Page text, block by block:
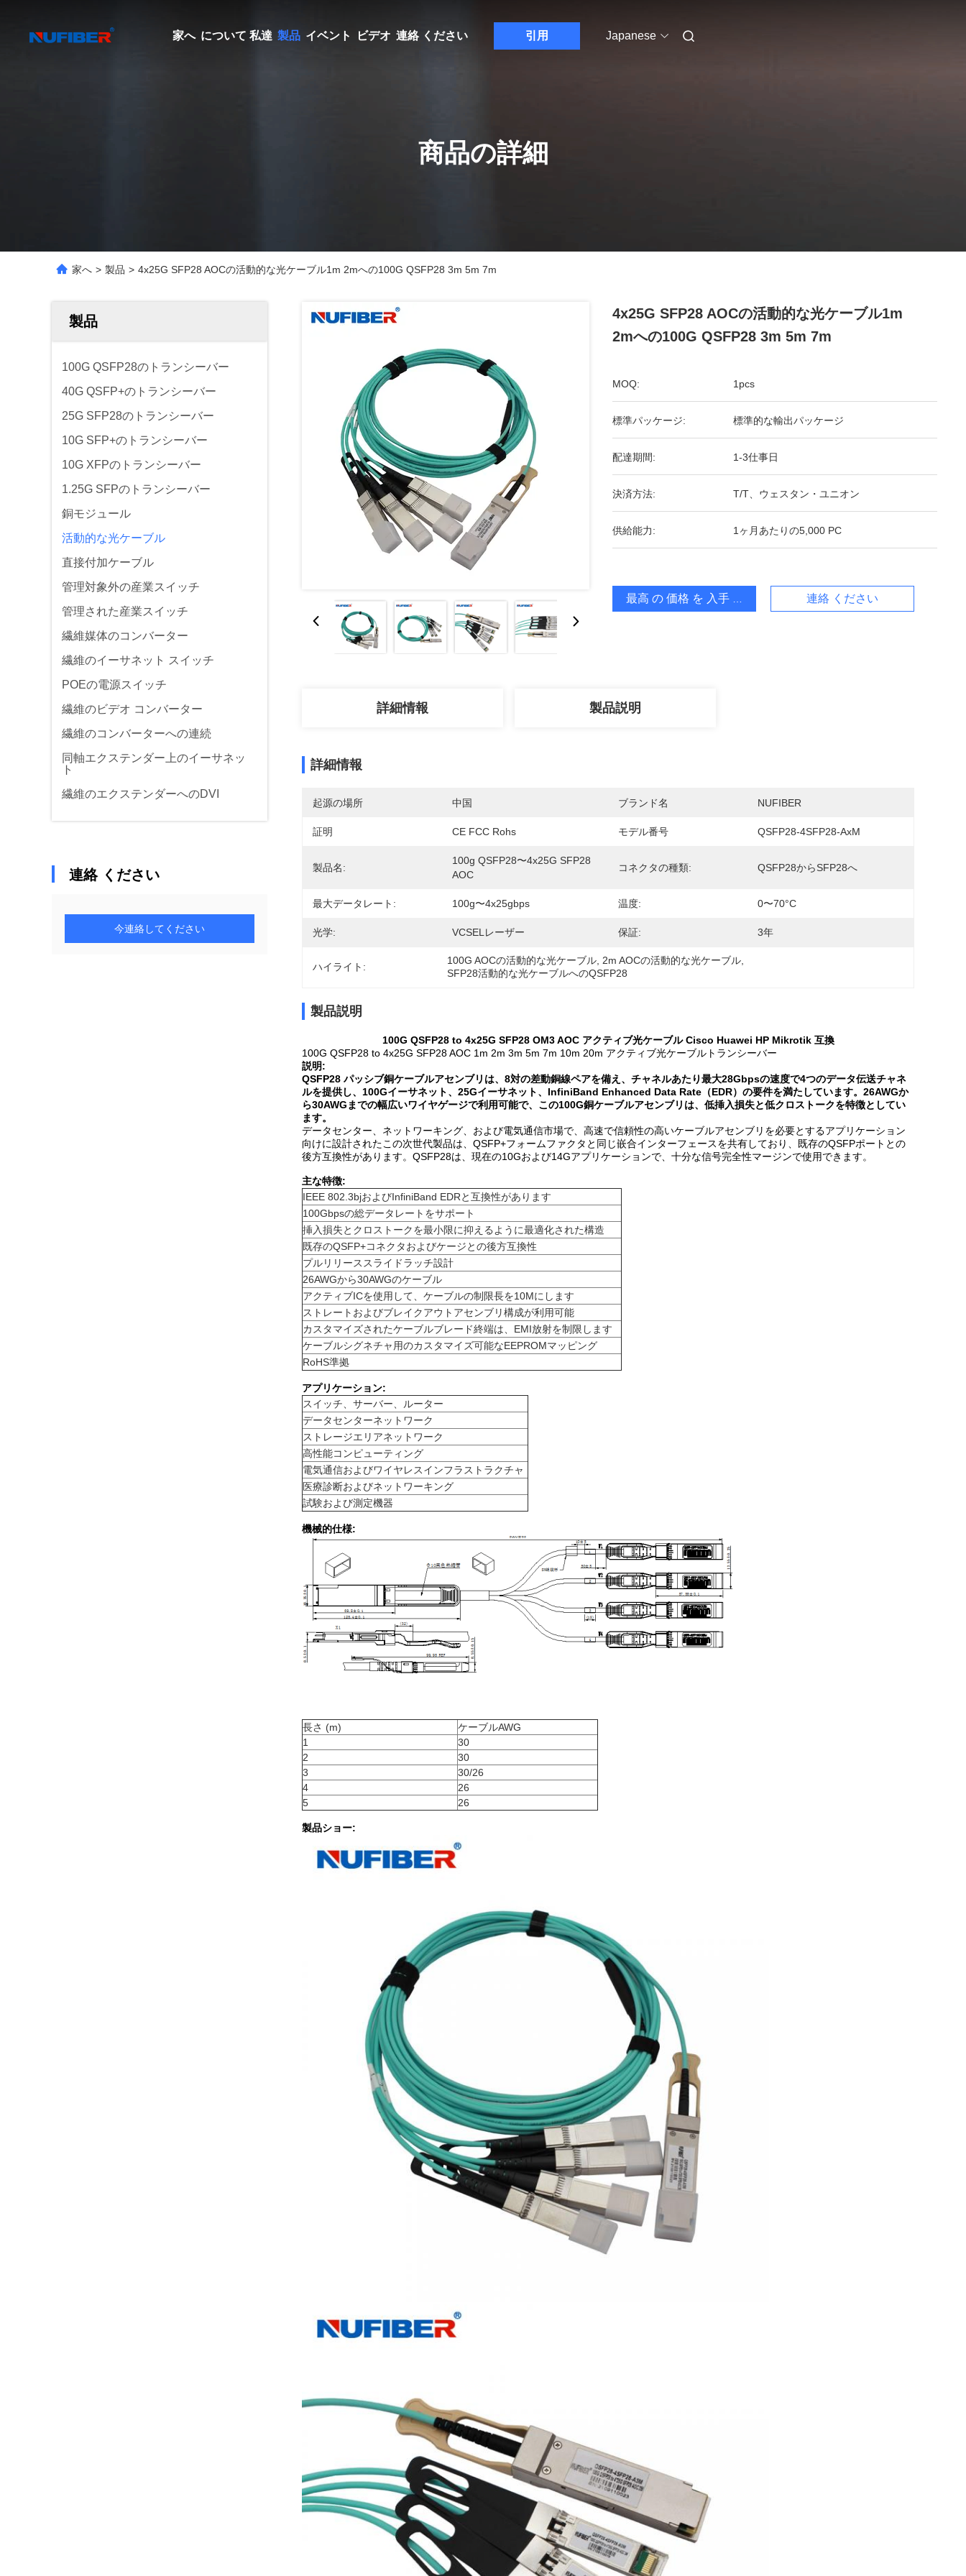
家へ について 私達 製品 イベント ビデオ 連絡 ください 引用 Japanese
商品の詳細
家へ > 製品 > 4x25G SFP28 AOCの活動的な光ケーブル1m 2mへの100G QSFP28 3m 5m 7m
製品
100G QSFP28のトランシーバー
40G QSFP+のトランシーバー
25G SFP28のトランシーバー
10G SFP+のトランシーバー
10G XFPのトランシーバー
1.25G SFPのトランシーバー
銅モジュール
活動的な光ケーブル
直接付加ケーブル
管理対象外の産業スイッチ
管理された産業スイッチ
繊維媒体のコンバーター
繊維のイーサネット スイッチ
POEの電源スイッチ
繊維のビデオ コンバーター
繊維のコンバーターへの連続
同軸エクステンダー上のイーサネッ
ト
繊維のエクステンダーへのDVI
連絡 ください
今連絡してください
4x25G SFP28 AOCの活動的な光ケーブル1m
2mへの100G QSFP28 3m 5m 7m
MOQ: 1pcs
標準パッケージ: 標準的な輸出パッケージ
配達期間: 1-3仕事日
決済方法: T/T、ウェスタン・ユニオン
供給能力: 1ヶ月あたりの5,000 PC
最高 の 価格 を 入手 する 連絡 ください
詳細情報 製品説明
詳細情報
起源の場所 中国 ブランド名 NUFIBER
証明 CE FCC Rohs モデル番号 QSFP28-4SFP28-AxM
製品名:
100g QSFP28〜4x25G SFP28
AOC
コネクタの種類: QSFP28からSFP28へ
最大データレート: 100g〜4x25gbps 温度: 0〜70°C
光学: VCSELレーザー 保証: 3年
ハイライト:
100G AOCの活動的な光ケーブル 2m AOCの活動的な光ケーブル
SFP28活動的な光ケーブルへのQSFP28
製品説明
100G QSFP28 to 4x25G SFP28 OM3 AOC アクティブ光ケーブル Cisco Huawei HP Mikrotik 互換
100G QSFP28 to 4x25G SFP28 AOC 1m 2m 3m 5m 7m 10m 20m アクティブ光ケーブルトランシーバー
説明:
QSFP28 パッシブ銅ケーブルアセンブリは、8対の差動銅線ペアを備え、チャネルあたり最大28Gbpsの速度で4つのデータ伝送チャネ
ルを提供し、100Gイーサネット、25Gイーサネット、InfiniBand Enhanced Data Rate（EDR）の要件を満たしています。26AWGか
ら30AWGまでの幅広いワイヤゲージで利用可能で、この100G銅ケーブルアセンブリは、低挿入損失と低クロストークを特徴としてい
ます。
データセンター、ネットワーキング、および電気通信市場で、高速で信頼性の高いケーブルアセンブリを必要とするアプリケーション
向けに設計されたこの次世代製品は、QSFP+フォームファクタと同じ嵌合インターフェースを共有しており、既存のQSFPポートとの
後方互換性があります。QSFP28は、現在の10Gおよび14Gアプリケーションで、十分な信号完全性マージンで使用できます。
主な特徴:
IEEE 802.3bjおよびInfiniBand EDRと互換性があります
100Gbpsの総データレートをサポート
挿入損失とクロストークを最小限に抑えるように最適化された構造
既存のQSFP+コネクタおよびケージとの後方互換性
プルリリーススライドラッチ設計
26AWGから30AWGのケーブル
アクティブICを使用して、ケーブルの制限長を10Mにします
ストレートおよびブレイクアウトアセンブリ構成が利用可能
カスタマイズされたケーブルブレード終端は、EMI放射を制限します
ケーブルシグネチャ用のカスタマイズ可能なEEPROMマッピング
RoHS準拠
アプリケーション:
スイッチ、サーバー、ルーター
データセンターネットワーク
ストレージエリアネットワーク
高性能コンピューティング
電気通信およびワイヤレスインフラストラクチャ
医療診断およびネットワーキング
試験および測定機器
機械的仕様:
長さ (m)
ケーブルAWG
1
30
2
30
3
30/26
4
26
5
26
製品ショー: